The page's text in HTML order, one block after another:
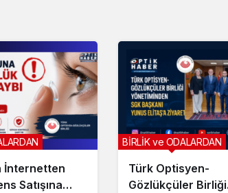
İnternetten
Satışına
Türk Optisyen-
Gözlükçüler Birliği
BİRLİK ve ODALARDAN